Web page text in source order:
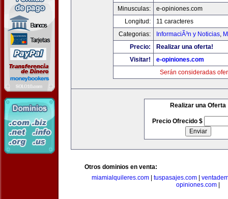
Minusculas:
e-opiniones.com
Longitud:
11 caracteres
Categorias:
InformaciÃ³n y Noticias,
Precio:
Realizar una oferta!
Visitar!
e-opiniones.com
Serán consideradas
Realizar una Oferta
Precio Ofrecido $
Otros dominios en venta:
miamialquileres.com
tuspasajes.com
opiniones.com